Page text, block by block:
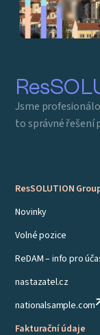
Jsme
to správné řešení
ResSOLUTION
Novinky
Volné pozice
ReDAM – info pro
nastazatel.cz
nationalsample.com
Fakturační údaje